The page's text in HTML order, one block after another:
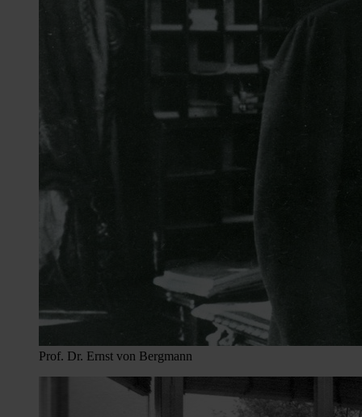
Prof. Dr. Ernst von Bergmann